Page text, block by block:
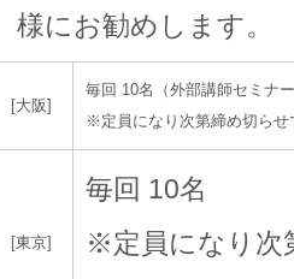
様にお勧めします。
[大阪]
毎回 10名（外部講師セミナ
※定員になり次第締め切らせ
[東京]
毎回 10名
※定員になり次